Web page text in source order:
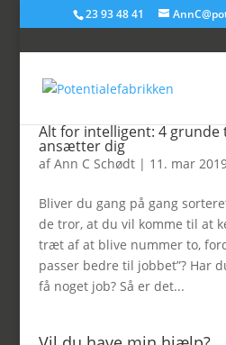
23 93 48 41
Alt for intelligent: 4 grunde
ansætter dig
afAnn C Schødt| 11. mar
Bliver du gang på gang
de tror, at du vil komme til at
træt af at blive nummer to,
passer bedre til jobbet”? Har
få noget job? Så er det...